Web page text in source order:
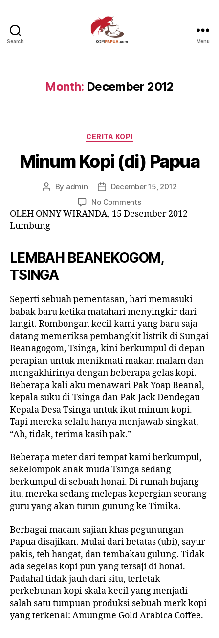
Search Menu
Month: December 2012
Categories
CERITA KOPI
Minum Kopi (di) Papua
Post
By admin
Post
date
December 15, 2012
No Commentson
Minum
OLEH ONNY WIRANDA, 15 Desember 2012
Lumbung
LEMBAH BEANEKOGOM,
TSINGA
Seperti sebuah pementasan, hari memasuki
babak baru ketika matahari menyingkir dari
langit. Rombongan kecil kami yang baru saja
datang memeriksa pembangkit listrik di Sungai
Beanagogom, Tsinga, kini berkumpul di depan
perapian untuk menikmati makan malam dan
mengakhirinya dengan beberapa gelas kopi.
Beberapa kali aku menawari Pak Yoap Beanal,
kepala suku di Tsinga dan Pak Jack Dendegau
Kepala Desa Tsinga untuk ikut minum kopi.
Tapi mereka selalu hanya menjawab singkat,
“Ah, tidak, terima kasih pak.”
Beberapa meter dari tempat kami berkumpul,
sekelompok anak muda Tsinga sedang
berkumpul di sebuah honai. Di rumah bujang
itu, mereka sedang melepas kepergian seorang
guru yang akan turun gunung ke Timika.
Berbagai macam sajian khas pegunungan
Papua disajikan. Mulai dari betatas (ubi), sayur
pakis, teh hangat, dan tembakau gulung. Tidak
ada segelas kopi pun yang tersaji di honai.
Padahal tidak jauh dari situ, terletak
perkebunan kopi skala kecil yang menjadi
salah satu tumpuan produksi sebuah merk kopi
yang terkenal: Amungme Gold Arabica Coffee.